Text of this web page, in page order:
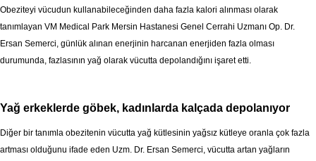
Obeziteyi vücudun kullanabileceğinden daha fazla kalori alınması olarak
tanımlayan VM Medical Park Mersin Hastanesi Genel Cerrahi Uzmanı Op. Dr.
Ersan Semerci, günlük alınan enerjinin harcanan enerjiden fazla olması
durumunda, fazlasının yağ olarak vücutta depolandığını işaret etti.
Yağ erkeklerde göbek, kadınlarda kalçada depolanıyor
Diğer bir tanımla obezitenin vücutta yağ kütlesinin yağsız kütleye oranla çok fazla
artması olduğunu ifade eden Uzm. Dr. Ersan Semerci, vücutta artan yağların